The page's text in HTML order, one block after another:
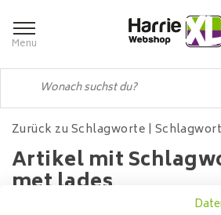
Menu
Zurück zu Schlagworte |
Artikel mit
met lades